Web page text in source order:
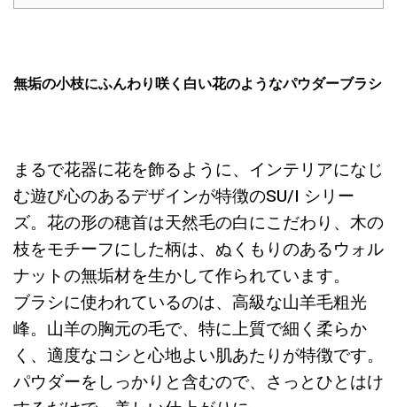
無垢の小枝にふんわり咲く白い花のようなパウダーブラシ
まるで花器に花を飾るように、インテリアになじ
む遊び心のあるデザインが特徴のSU/I シリー
ズ。花の形の穂首は天然毛の白にこだわり、木の
枝をモチーフにした柄は、ぬくもりのあるウォル
ナットの無垢材を生かして作られています。
ブラシに使われているのは、高級な山羊毛粗光
峰。山羊の胸元の毛で、特に上質で細く柔らか
く、適度なコシと心地よい肌あたりが特徴です。
パウダーをしっかりと含むので、さっとひとはけ